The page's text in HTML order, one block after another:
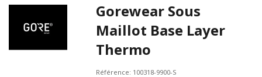
Gorewear Sous
Maillot Base Layer
Thermo
Référence: 100318-9900-S